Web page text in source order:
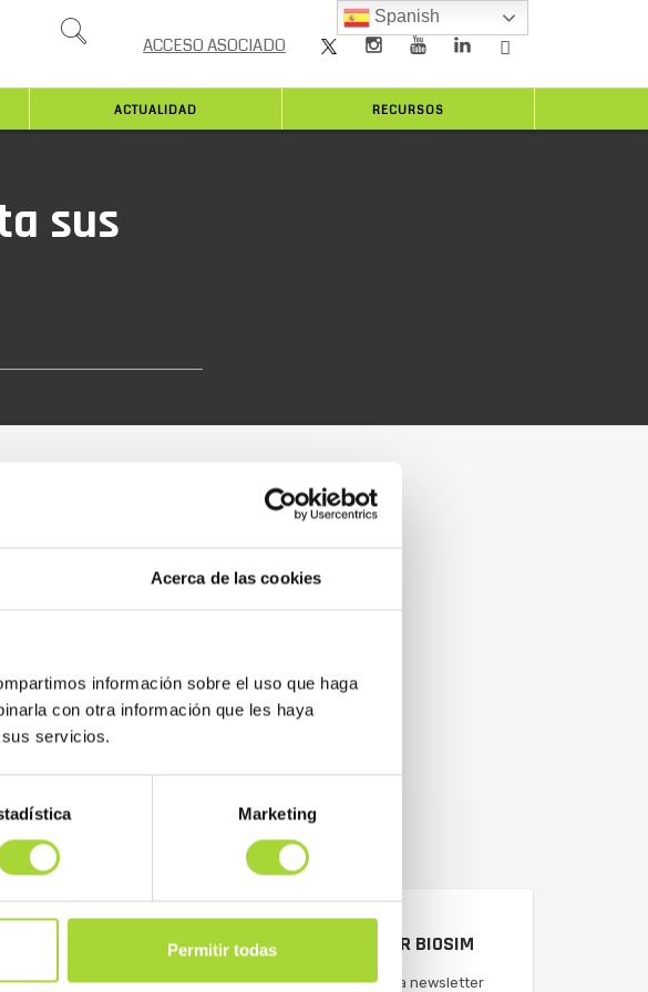
Acerca de las cookies
información sobre el uso que haga
con otra información que les haya
servicios.
Marketing
Permitir todas
ACTUALIDAD RECURSOS
ACCESO ASOCIADO
sus
NEWSLETTER BIOSIM
Suscríbete a la newsletter
Spanish